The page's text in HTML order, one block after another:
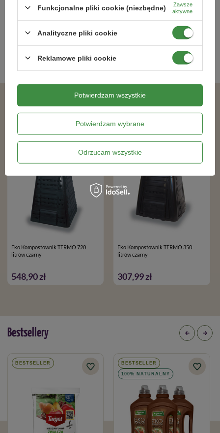
548,90 zł 307,99 zł
Kategorie powiązane
Podobne produkty
Eko Kompostownik TERMO 720
litrów czarny
548,90 zł
Eko Kompostownik TERMO 350
litrów czarny
307,99 zł
Bestsellery
BESTSELLER BESTSELLER
100% NATURALNY
Funkcjonalne pliki cookie (niezbędne)
Zawsze
aktywne
Analityczne pliki cookie
Reklamowe pliki cookie
Potwierdzam wybrane
Odrzucam wszystkie
Potwierdzam wszystkie